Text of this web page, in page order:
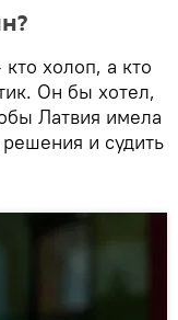
холоп, а кто
Он бы хотел,
Латвия имела
и судить